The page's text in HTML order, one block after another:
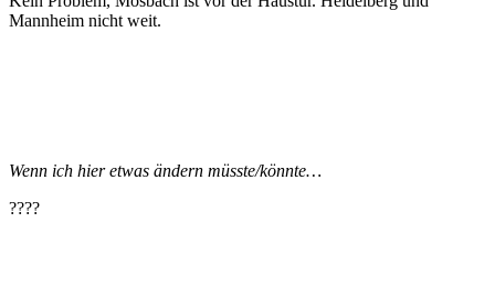
Mannheim nicht weit.
Wenn ich hier etwas ändern müsste/könnte…
????